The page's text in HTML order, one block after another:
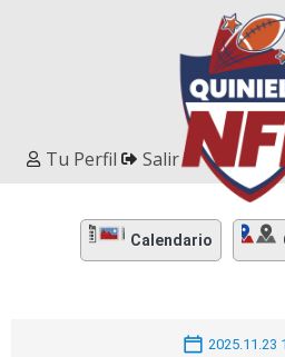
Tu Perfil Salir
Calendario
2025.11.23